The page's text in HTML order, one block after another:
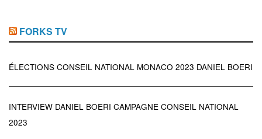
FORKS TV
ÉLECTIONS CONSEIL NATIONAL MONACO 2023 DANIEL BOERI
INTERVIEW DANIEL BOERI CAMPAGNE CONSEIL NATIONAL
2023